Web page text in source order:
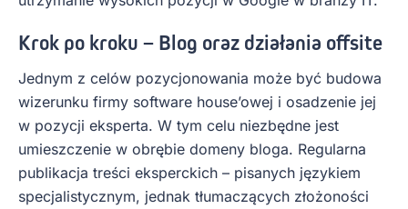
Krok po kroku – Blog oraz działania offsite
Jednym z celów pozycjonowania może być budowa
wizerunku firmy software house’owej i osadzenie jej
w pozycji eksperta. W tym celu niezbędne jest
umieszczenie w obrębie domeny bloga. Regularna
publikacja treści eksperckich – pisanych językiem
specjalistycznym, jednak tłumaczących złożoności